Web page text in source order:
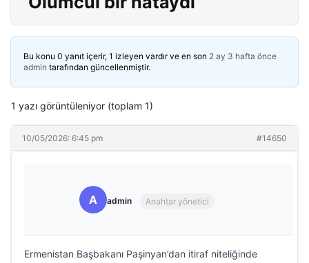
Bu konu 0 yanıt içerir, 1 izleyen vardır ve en son 2 ay 3 hafta önce
admin tarafından güncellenmiştir.
1 yazı görüntüleniyor (toplam 1)
10/05/2026: 6:45 pm #14650
A admin Anahtar yönetici
Ermenistan Başbakanı Paşinyan’dan itiraf niteliğinde